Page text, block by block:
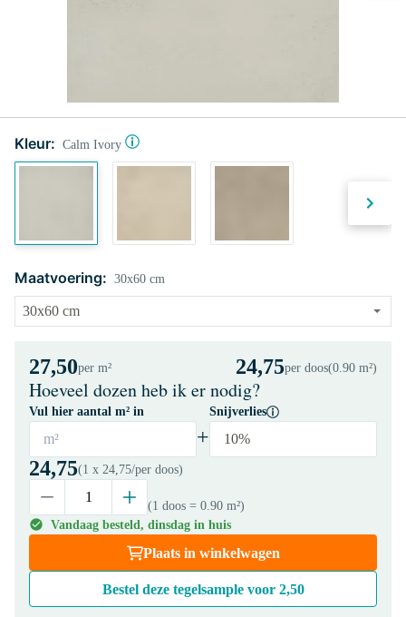
Kleur: Calm Ivory
Maatvoering: 30x60 cm
27,50per m² 24,75per doos(0.90 m²)
Hoeveel dozen heb ik er nodig?
Vul hier aantal m² in
m² +
Snijverlies
10%
24,75(1 x 24,75/per doos)
(1 doos = 0.90 m²)
Vandaag besteld, dinsdag in huis
Plaats in winkelwagen
Bestel deze tegelsample voor 2,50